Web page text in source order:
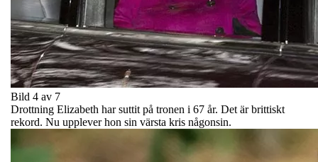
Bild 4 av 7
Drottning Elizabeth har suttit på tronen i 67 år. Det är brittiskt
rekord. Nu upplever hon sin värsta kris någonsin.